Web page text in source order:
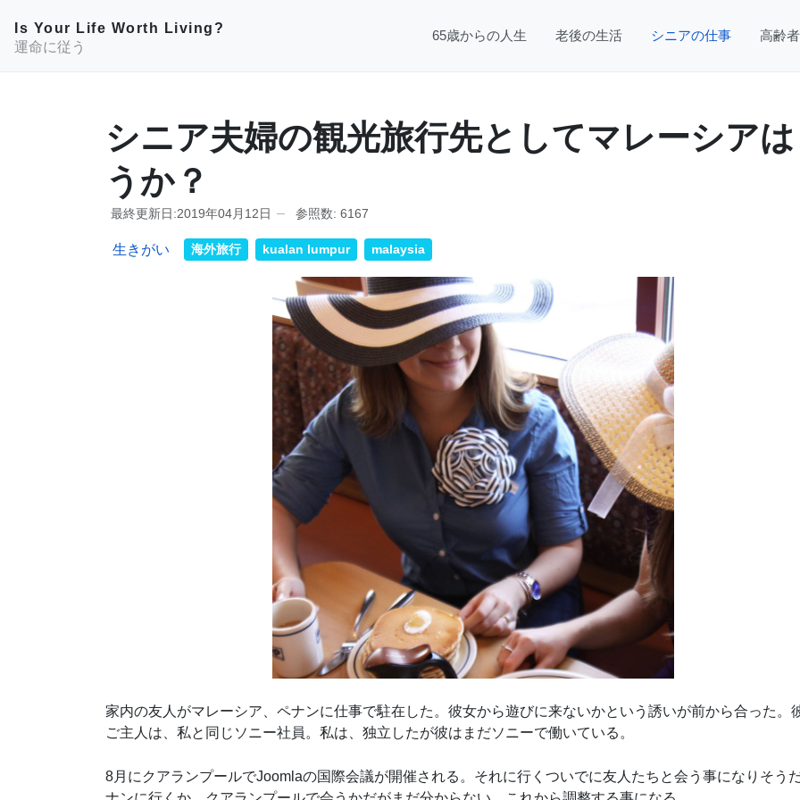
Is Your Life Worth Living?
運命に従う
65歳からの人生 老後の生活 シニアの仕事 高齢
シニア夫婦の観光旅行先としてマレーシア
うか？
最終更新日:2019年04月12日 参照数: 6167
生きがい 海外旅行 kualan lumpur malaysia
家内の友人がマレーシア、ペナンに仕事で駐在した。彼女から遊びに来ないかという誘いが前から合った。
ご主人は、私と同じソニー社員。私は、独立したが彼はまだソニーで働いている。
8月にクアランプールでJoomlaの国際会議が開催される。それに行くついでに友人たちと会う事になりそう